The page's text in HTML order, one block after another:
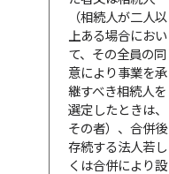
（相続人が二人以
上ある場合におい
て、その全員の同
意により事業を承
継すべき相続人を
選定したときは、
その者）、合併後
存続する法人若し
くは合併により設